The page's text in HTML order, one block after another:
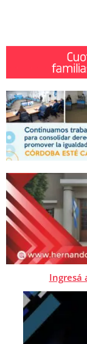
Ingresá